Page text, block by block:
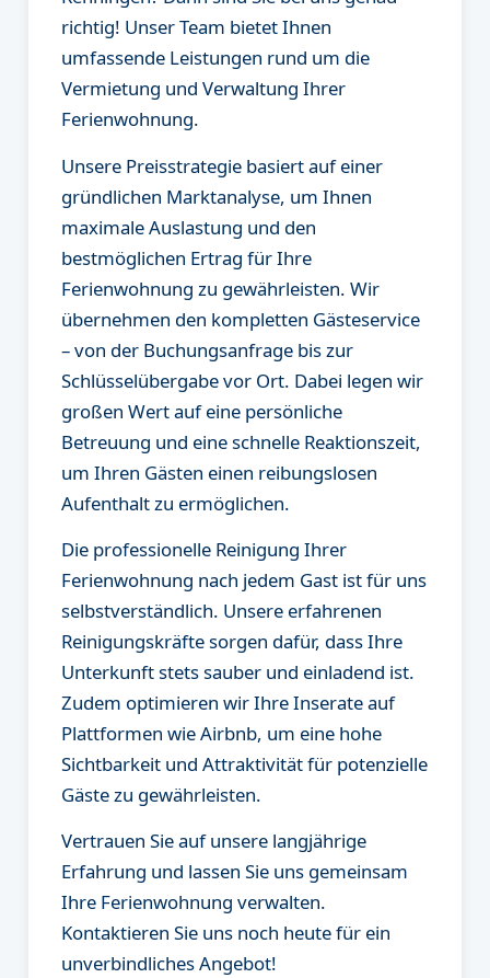
richtig! Unser Team bietet Ihnen
umfassende Leistungen rund um die
Vermietung und Verwaltung Ihrer
Ferienwohnung.
Unsere Preisstrategie basiert auf einer
gründlichen Marktanalyse, um Ihnen
maximale Auslastung und den
bestmöglichen Ertrag für Ihre
Ferienwohnung zu gewährleisten. Wir
übernehmen den kompletten Gästeservice
– von der Buchungsanfrage bis zur
Schlüsselübergabe vor Ort. Dabei legen wir
großen Wert auf eine persönliche
Betreuung und eine schnelle Reaktionszeit,
um Ihren Gästen einen reibungslosen
Aufenthalt zu ermöglichen.
Die professionelle Reinigung Ihrer
Ferienwohnung nach jedem Gast ist für uns
selbstverständlich. Unsere erfahrenen
Reinigungskräfte sorgen dafür, dass Ihre
Unterkunft stets sauber und einladend ist.
Zudem optimieren wir Ihre Inserate auf
Plattformen wie Airbnb, um eine hohe
Sichtbarkeit und Attraktivität für potenzielle
Gäste zu gewährleisten.
Vertrauen Sie auf unsere langjährige
Erfahrung und lassen Sie uns gemeinsam
Ihre Ferienwohnung verwalten.
Kontaktieren Sie uns noch heute für ein
unverbindliches Angebot!